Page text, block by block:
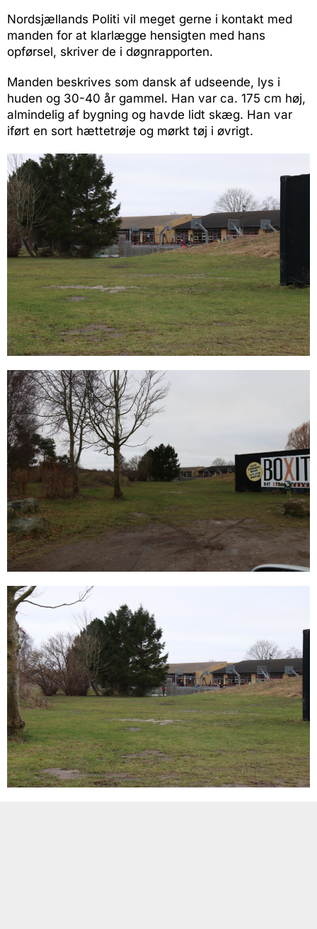
Nordsjællands Politi vil meget gerne i kontakt med
manden for at klarlægge hensigten med hans
opførsel, skriver de i døgnrapporten.
Manden beskrives som dansk af udseende, lys i
huden og 30-40 år gammel. Han var ca. 175 cm høj,
almindelig af bygning og havde lidt skæg. Han var
iført en sort hættetrøje og mørkt tøj i øvrigt.